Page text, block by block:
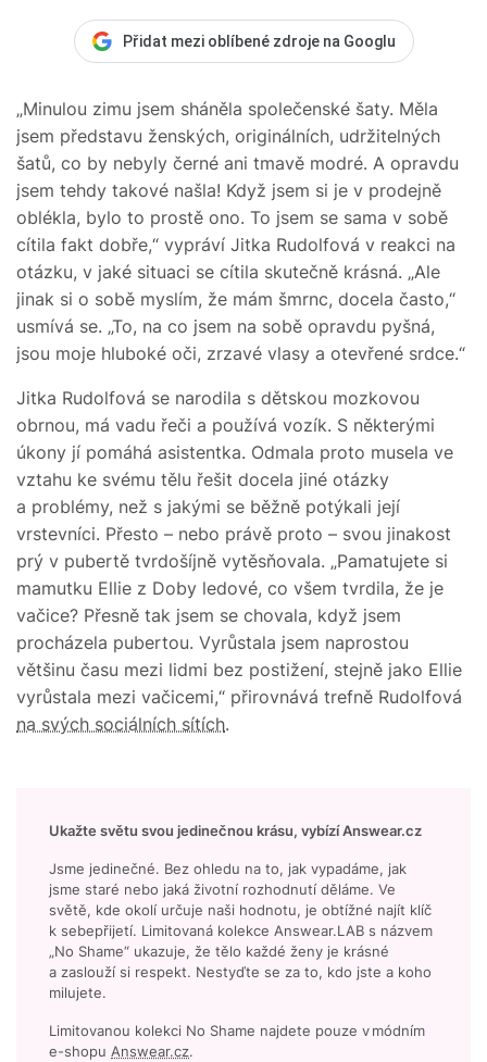
Přidat mezi oblíbené zdroje na Googlu
„Minulou zimu jsem sháněla společenské šaty. Měla
jsem představu ženských, originálních, udržitelných
šatů, co by nebyly černé ani tmavě modré. A opravdu
jsem tehdy takové našla! Když jsem si je v prodejně
oblékla, bylo to prostě ono. To jsem se sama v sobě
cítila fakt dobře,“ vypráví Jitka Rudolfová v reakci na
otázku, v jaké situaci se cítila skutečně krásná. „Ale
jinak si o sobě myslím, že mám šmrnc, docela často,“
usmívá se. „To, na co jsem na sobě opravdu pyšná,
jsou moje hluboké oči, zrzavé vlasy a otevřené srdce.“
Jitka Rudolfová se narodila s dětskou mozkovou
obrnou, má vadu řeči a používá vozík. S některými
úkony jí pomáhá asistentka. Odmala proto musela ve
vztahu ke svému tělu řešit docela jiné otázky
a problémy, než s jakými se běžně potýkali její
vrstevníci. Přesto – nebo právě proto – svou jinakost
prý v pubertě tvrdošíjně vytěsňovala. „Pamatujete si
mamutku Ellie z Doby ledové, co všem tvrdila, že je
vačice? Přesně tak jsem se chovala, když jsem
procházela pubertou. Vyrůstala jsem naprostou
většinu času mezi lidmi bez postižení, stejně jako Ellie
vyrůstala mezi vačicemi,“ přirovnává trefně Rudolfová
na svých sociálních sítích.
Ukažte světu svou jedinečnou krásu, vybízí Answear.cz
Jsme jedinečné. Bez ohledu na to, jak vypadáme, jak
jsme staré nebo jaká životní rozhodnutí děláme. Ve
světě, kde okolí určuje naši hodnotu, je obtížné najít klíč
k sebepřijetí. Limitovaná kolekce Answear.LAB s názvem
„No Shame“ ukazuje, že tělo každé ženy je krásné
a zaslouží si respekt. Nestyďte se za to, kdo jste a koho
milujete.
Limitovanou kolekci No Shame najdete pouze v módním
e-shopu Answear.cz.